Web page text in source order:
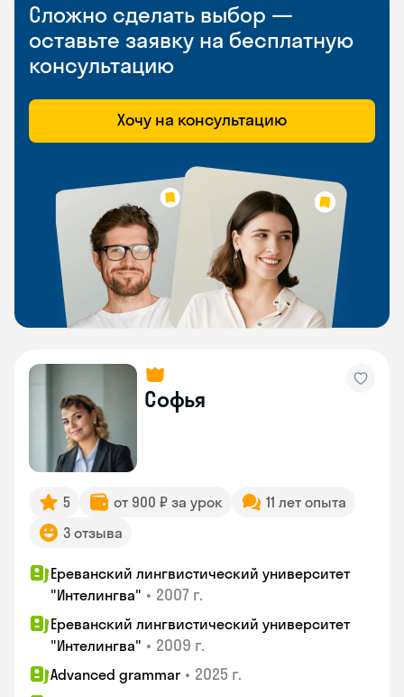
Сложно сделать выбор —
оставьте заявку на бесплатную
консультацию
Хочу на консультацию
Софья
5 от 900 ₽ за урок
11 лет опыта
3 отзыва
Ереванский лингвистический университет
"Интелингва" • 2007 г.
Ереванский лингвистический университет
"Интелингва" • 2009 г.
Advanced grammar • 2025 г.